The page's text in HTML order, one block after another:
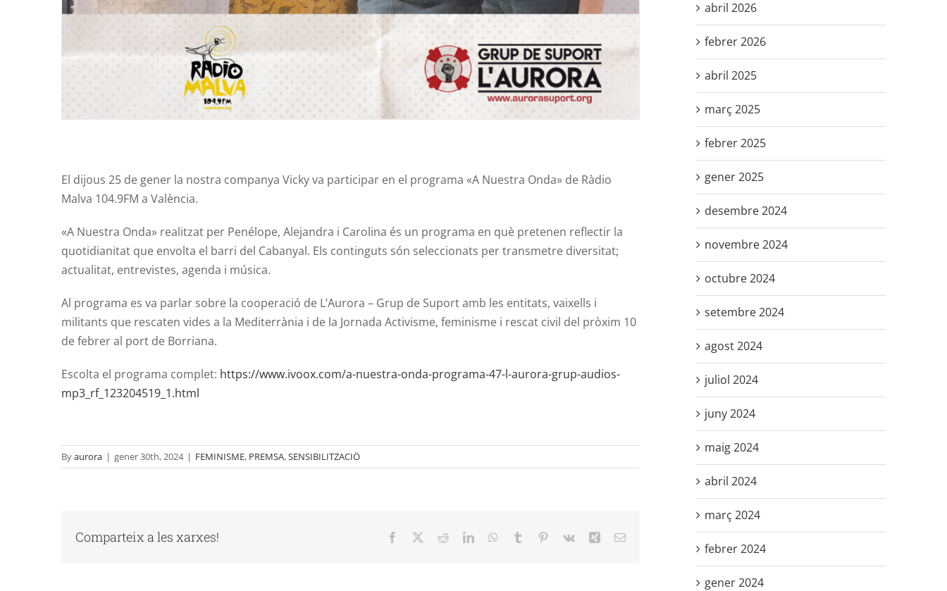
El dijous 25 de gener la nostra companya Vicky va participar en el programa «A Nuestra Onda» de Ràdio
Malva 104.9FM a València.
«A Nuestra Onda» realitzat per Penélope, Alejandra i Carolina és un programa en què pretenen reflectir la
quotidianitat que envolta el barri del Cabanyal. Els continguts són seleccionats per transmetre diversitat;
actualitat, entrevistes, agenda i música.
Al programa es va parlar sobre la cooperació de L’Aurora – Grup de Suport amb les entitats, vaixells i
militants que rescaten vides a la Mediterrània i de la Jornada Activisme, feminisme i rescat civil del pròxim 10
de febrer al port de Borriana.
Escolta el programa complet: https://www.ivoox.com/a-nuestra-onda-programa-47-l-aurora-grup-audios-
mp3_rf_123204519_1.html
Byaurora | gener 30th, 2024 | FEMINISME, PREMSA,SENSIBILITZACIÖ
Comparteix a les xarxes! Facebook RedditLinkedInWhatsApp
Tumblr Pinterest
Vk Xing Email:
abril 2026
febrer 2026
abril 2025
març 2025
febrer 2025
gener 2025
desembre 2024
novembre 2024
octubre 2024
setembre 2024
agost 2024
juliol 2024
juny 2024
maig 2024
abril 2024
març 2024
febrer 2024
gener 2024